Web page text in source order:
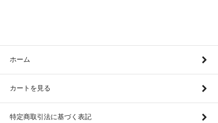
ホーム
カートを見る
特定商取引法に基づく表記